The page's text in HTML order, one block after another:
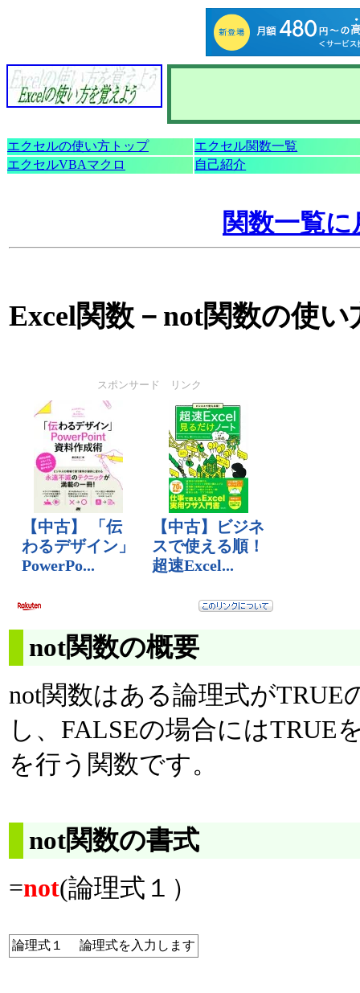
エクセルの使い方トップ
エクセル関数一覧
エクセルVBAマクロ
自己紹介
関数一覧に
Excel関数－not関数の使い
スポンサード リンク
not関数の概要
not関数はある論理式がTRUE
し、FALSEの場合にはTRUE
を行う関数です。
not関数の書式
=not(論理式１）
論理式１ 論理式を入力します